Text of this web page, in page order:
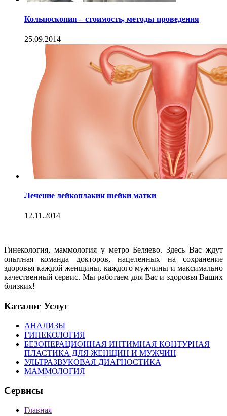
Кольпоскопия – стоимость, методы проведения
25.09.2014
Лечение лейкоплакии шейки матки
12.11.2014
Гинекология, маммология у метро Беляево. Здесь Вас ждут
опытная команда докторов, нацеленных на сохранение
здоровья каждой женщины, каждого мужчины и максимально
качественный сервис. Мы работаем для Вас и здоровья Ваших
близких!
Каталог Услуг
АНАЛИЗЫ
ГИНЕКОЛОГИЯ
БЕЗОПЕРАЦИОННАЯ ИНТИМНАЯ КОНТУРНАЯ
ПЛАСТИКА ДЛЯ ЖЕНЩИН И МУЖЧИН
УЛЬТРАЗВУКОВАЯ ДИАГНОСТИКА
МАММОЛОГИЯ
Сервисы
Главная